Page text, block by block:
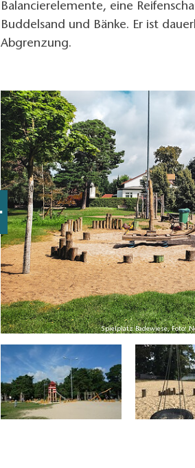
Balancierelemente, eine
Buddelsand und Bänke. Er ist
Abgrenzung.
Spielplatz Badewiese, Foto: